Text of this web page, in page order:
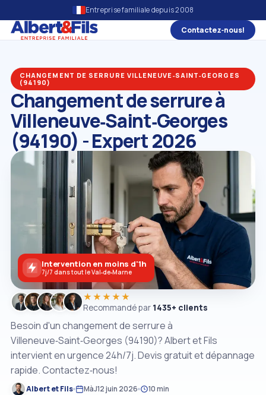
Entreprise familiale depuis 2008
Contactez‑nous!
CHANGEMENT DE SERRURE VILLENEUVE‑SAINT‑GEORGES
(94190)
Changement de serrure à
Villeneuve‑Saint‑Georges
(94190) - Expert 2026
Besoin d'un changement de serrure à
Villeneuve‑Saint‑Georges (94190)? Albert et Fils
intervient en urgence 24h/7j. Devis gratuit et dépannage
rapide. Contactez‑nous!
Albert et Fils MàJ12 juin 2026 10 min
★★★★★
Recommandé par 1435+ clients
Intervention en moins d'1h
7j/7 dans tout le Val‑de‑Marne